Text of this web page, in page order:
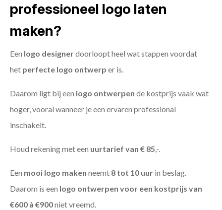
professioneel logo laten
maken?
Een logo designerdoorloopt heel wat stappen voordat
het perfecte logo ontwerp er is.
Daarom ligt bij een logo ontwerpen de kostprijs vaak wat
hoger, vooral wanneer je een ervaren professional
inschakelt.
Houd rekening met een uurtarief van € 85,-.
Een mooi logo maken neemt 8 tot 10 uur in beslag.
Daarom is een logo ontwerpen voor een kostprijs van
€600 à €900niet vreemd.